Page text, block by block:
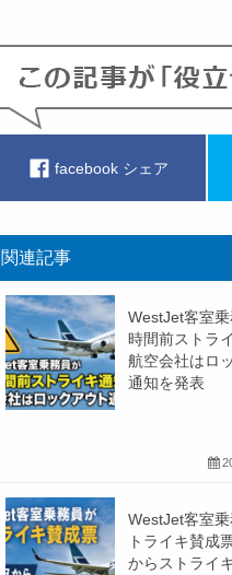
facebook シェア
関連記事
WestJet客室
時間前ストラ
航空会社はロ
通知を発表
WestJet客室
トライキ賛成
からストライ